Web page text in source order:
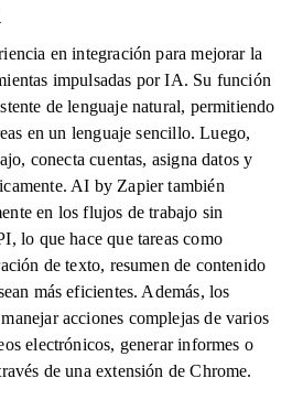
en integración para mejorar la
impulsadas por IA. Su función
de lenguaje natural, permitiendo
en un lenguaje sencillo. Luego,
conecta cuentas, asigna datos y
AI by Zapier también
en los flujos de trabajo sin
lo que hace que tareas como
de texto, resumen de contenido
más eficientes. Además, los
acciones complejas de varios
electrónicos, generar informes o
de una extensión de Chrome.